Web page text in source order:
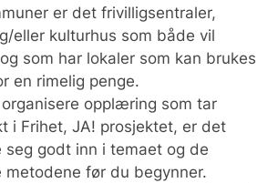
er det frivilligsentraler,
eller kulturhus som både vil
som har lokaler som kan brukes
en rimelig penge.
opplæring som tar
i Frihet, JA! prosjektet, er det
seg godt inn i temaet og de
metodene før du begynner.